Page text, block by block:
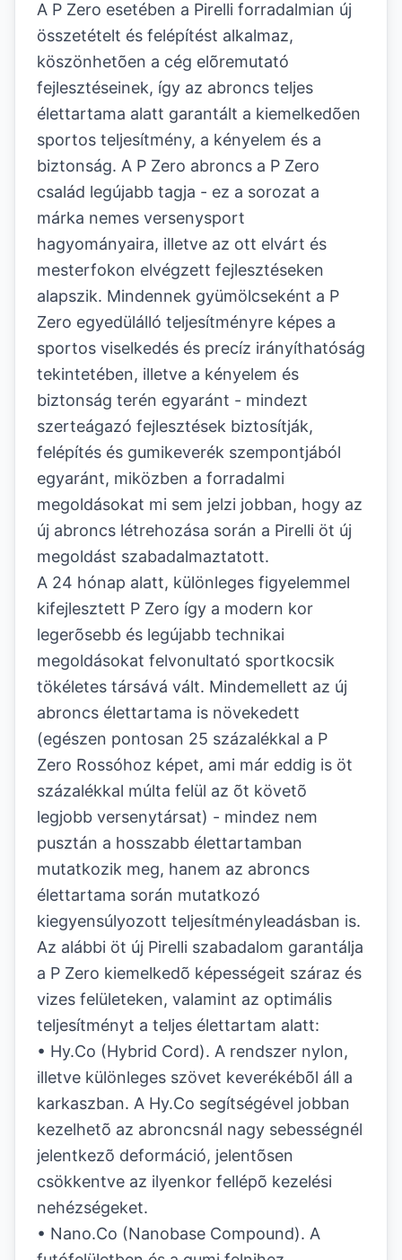
A P Zero esetében a Pirelli forradalmian új
összetételt és felépítést alkalmaz,
köszönhetõen a cég elõremutató
fejlesztéseinek, így az abroncs teljes
élettartama alatt garantált a kiemelkedõen
sportos teljesítmény, a kényelem és a
biztonság. A P Zero abroncs a P Zero
család legújabb tagja - ez a sorozat a
márka nemes versenysport
hagyományaira, illetve az ott elvárt és
mesterfokon elvégzett fejlesztéseken
alapszik. Mindennek gyümölcseként a P
Zero egyedülálló teljesítményre képes a
sportos viselkedés és precíz irányíthatóság
tekintetében, illetve a kényelem és
biztonság terén egyaránt - mindezt
szerteágazó fejlesztések biztosítják,
felépítés és gumikeverék szempontjából
egyaránt, miközben a forradalmi
megoldásokat mi sem jelzi jobban, hogy az
új abroncs létrehozása során a Pirelli öt új
megoldást szabadalmaztatott.
A 24 hónap alatt, különleges figyelemmel
kifejlesztett P Zero így a modern kor
legerõsebb és legújabb technikai
megoldásokat felvonultató sportkocsik
tökéletes társává vált. Mindemellett az új
abroncs élettartama is növekedett
(egészen pontosan 25 százalékkal a P
Zero Rossóhoz képet, ami már eddig is öt
százalékkal múlta felül az õt követõ
legjobb versenytársat) - mindez nem
pusztán a hosszabb élettartamban
mutatkozik meg, hanem az abroncs
élettartama során mutatkozó
kiegyensúlyozott teljesítményleadásban is.
Az alábbi öt új Pirelli szabadalom garantálja
a P Zero kiemelkedõ képességeit száraz és
vizes felületeken, valamint az optimális
teljesítményt a teljes élettartam alatt:
• Hy.Co (Hybrid Cord). A rendszer nylon,
illetve különleges szövet keverékébõl áll a
karkaszban. A Hy.Co segítségével jobban
kezelhetõ az abroncsnál nagy sebességnél
jelentkezõ deformáció, jelentõsen
csökkentve az ilyenkor fellépõ kezelési
nehézségeket.
• Nano.Co (Nanobase Compound). A